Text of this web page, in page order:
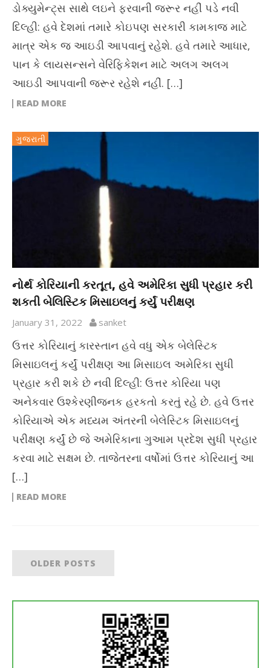
ડોક્યુમેન્ટ્સ સાથે લઇને ફરવાની જરૂર નહીં પડે નવી
દિલ્હી: હવે દેશમાં તમારે કોઇપણ સરકારી કામકાજ માટે
માત્ર એક જ આઇડી આપવાનું રહેશે. હવે તમારે આધાર,
પાન કે લાયસન્સને વેરિફિકેશન માટે અલગ અલગ
આઇડી આપવાની જરૂર રહેશે નહીં. […]
READ MORE
ગુજરાતી
નોર્થ કોરિયાની કરતૂત, હવે અમેરિકા સુધી પ્રહાર કરી
શકતી બેલિસ્ટિક મિસાઇલનું કર્યું પરીક્ષણ
January 31, 2022 sanket
ઉત્તર કોરિયાનું કારસ્તાન હવે વધુ એક બેલેસ્ટિક
મિસાઇલનું કર્યું પરીક્ષણ આ મિસાઇલ અમેરિકા સુધી
પ્રહાર કરી શકે છે નવી દિલ્હી: ઉત્તર કોરિયા પણ
અનેકવાર ઉશ્કેરણીજનક હરકતો કરતું રહે છે. હવે ઉત્તર
કોરિયાએ એક મધ્યમ અંતરની બેલેસ્ટિક મિસાઇલનું
પરીક્ષણ કર્યું છે જે અમેરિકાના ગુઆમ પ્રદેશ સુધી પ્રહાર
કરવા માટે સક્ષમ છે. તાજેતરના વર્ષોમાં ઉત્તર કોરિયાનું આ
[…]
READ MORE
OLDER POSTS